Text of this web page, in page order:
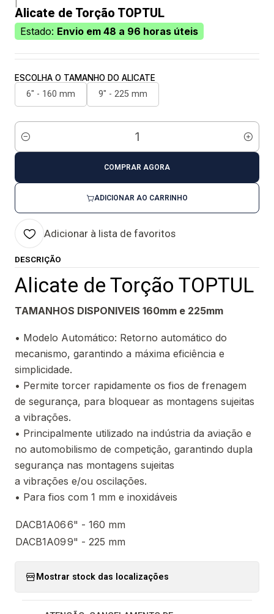
Alicate de Torção TOPTUL
Estado: Envio em 48 a 96 horas úteis
ESCOLHA O TAMANHO DO ALICATE
6" - 160 mm 9" - 225 mm
Quantidade
ADICIONAR AO CARRINHO
COMPRAR AGORA
Adicionar à lista de favoritos
DESCRIÇÃO
Alicate de Torção TOPTUL
TAMANHOS DISPONIVEIS 160mm e 225mm
• Modelo Automático: Retorno automático do
mecanismo, garantindo a máxima eficiência e
simplicidade.
• Permite torcer rapidamente os fios de frenagem
de segurança, para bloquear as montagens sujeitas
a vibrações.
• Principalmente utilizado na indústria da aviação e
no automobilismo de competição, garantindo dupla
segurança nas montagens sujeitas
a vibrações e/ou oscilações.
• Para fios com 1 mm e inoxidáveis
DACB1A066" - 160 mm
DACB1A099" - 225 mm
Mostrar stock das localizações